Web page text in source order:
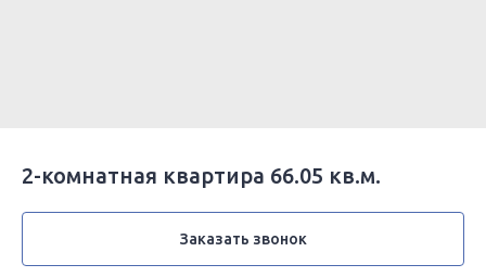
2-комнатная квартира 66.05 кв.м.
Заказать звонок